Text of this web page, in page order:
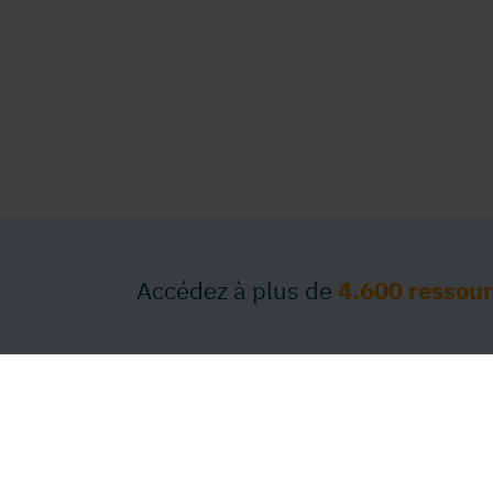
Accédez à plus de 4.600